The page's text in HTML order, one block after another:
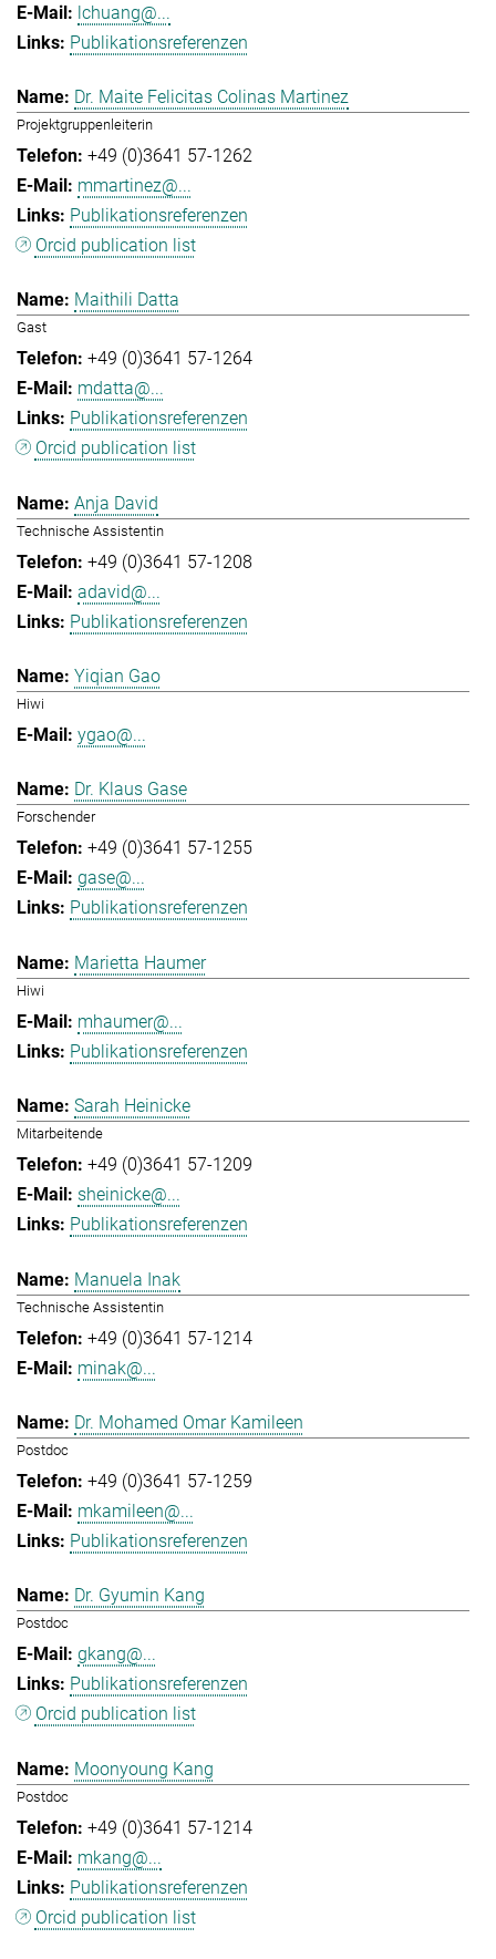
lchuang@...
Publikationsreferenzen
Dr. Maite Felicitas Colinas Martinez
Projektgruppenleiterin
+49 (0)3641 57-1262
mmartinez@...
Publikationsreferenzen
Orcid publication list
Maithili Datta
Gast
+49 (0)3641 57-1264
mdatta@...
Publikationsreferenzen
Orcid publication list
Anja David
Technische Assistentin
+49 (0)3641 57-1208
adavid@...
Publikationsreferenzen
Yiqian Gao
Hiwi
ygao@...
Dr. Klaus Gase
Forschender
+49 (0)3641 57-1255
gase@...
Publikationsreferenzen
Marietta Haumer
Hiwi
mhaumer@...
Publikationsreferenzen
Sarah Heinicke
Mitarbeitende
+49 (0)3641 57-1209
sheinicke@...
Publikationsreferenzen
Manuela Inak
Technische Assistentin
+49 (0)3641 57-1214
minak@...
Dr. Mohamed Omar Kamileen
Postdoc
+49 (0)3641 57-1259
mkamileen@...
Publikationsreferenzen
Dr. Gyumin Kang
Postdoc
gkang@...
Publikationsreferenzen
Orcid publication list
Moonyoung Kang
Postdoc
+49 (0)3641 57-1214
mkang@...
Publikationsreferenzen
Orcid publication list